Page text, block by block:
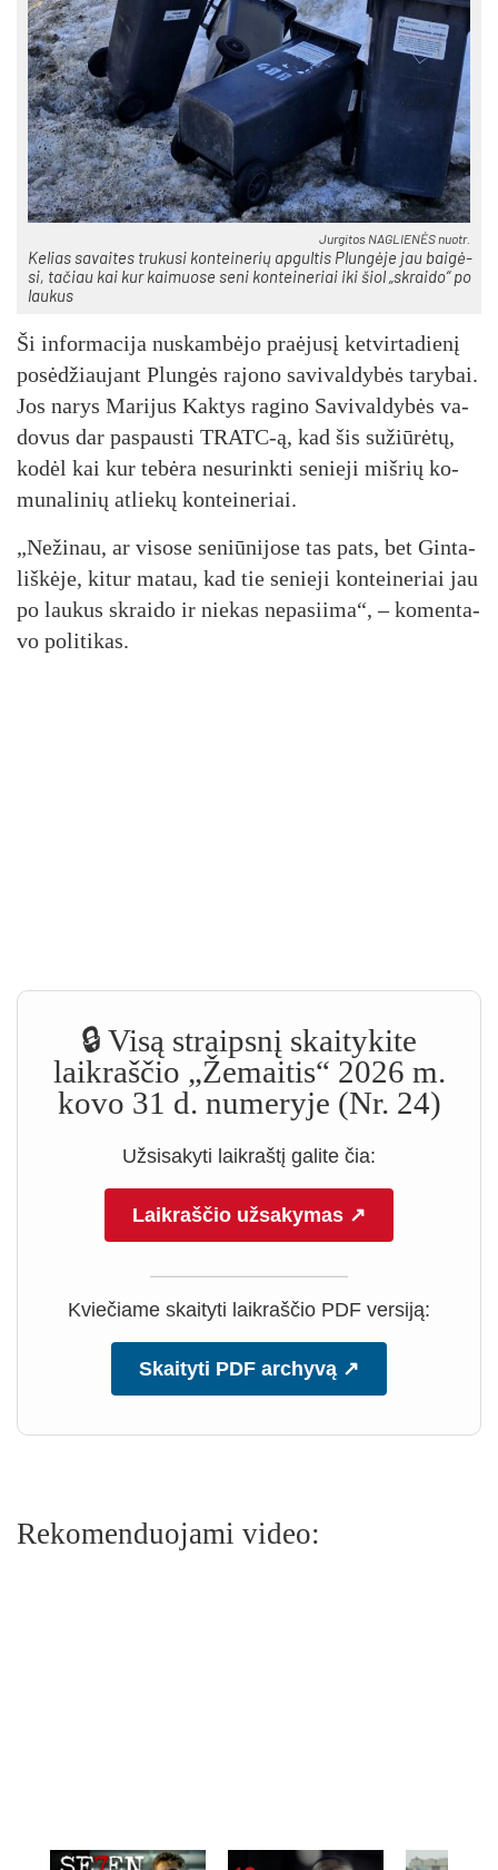
Jur­gi­tos NAG­LIE­NĖS nuo­tr.
Ke­lias sa­vai­tes tru­ku­si kon­tei­ne­rių ap­gul­tis Plun­gė­je jau bai­gė­
si, ta­čiau kai kur kai­muo­se se­ni kon­tei­ne­riai iki šiol „skrai­do“ po
lau­kus
Ši in­for­ma­ci­ja nu­skam­bė­jo praė­ju­sį ket­vir­ta­die­nį
po­sė­džiau­jant Plun­gės ra­jo­no sa­vi­val­dy­bės ta­ry­bai.
Jos na­rys Ma­ri­jus Kak­tys ra­gi­no Sa­vi­val­dy­bės va­
do­vus dar pa­spaus­ti TRATC-ą, kad šis su­žiū­rė­tų,
ko­dėl kai kur te­bė­ra ne­su­rink­ti se­nie­ji miš­rių ko­
mu­na­li­nių at­lie­kų kon­tei­ne­riai.
„Ne­ži­nau, ar vi­so­se se­niū­ni­jo­se tas pa­ts, bet Gin­ta­
liš­kė­je, ki­tur ma­tau, kad tie se­nie­ji kon­tei­ne­riai jau
po lau­kus skrai­do ir nie­kas ne­pa­sii­ma“, – ko­men­ta­
vo po­li­ti­kas.
🔒 Visą straipsnį skaitykite
laikraščio „Žemaitis“ 2026 m.
kovo 31 d. numeryje (Nr. 24)
Užsisakyti laikraštį galite čia:
Laikraščio užsakymas ↗
Kviečiame skaityti laikraščio PDF versiją:
Skaityti PDF archyvą ↗
Rekomenduojami video: